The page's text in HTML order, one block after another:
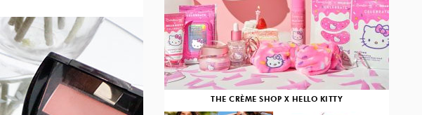
THE CRÈME SHOP X HELLO KITTY